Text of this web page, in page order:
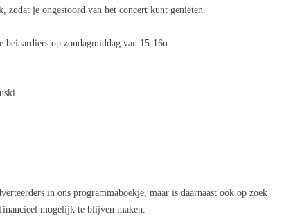
zodat je ongestoord van het concert kunt genieten.
beiaardiers op zondagmiddag van 15-16u:
in ons programmaboekje, maar is daarnaast ook op zoek
mogelijk te blijven maken.